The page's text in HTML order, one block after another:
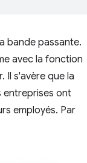
bande passante.
avec la fonction
Il s'avère que la
entreprises ont
employés. Par